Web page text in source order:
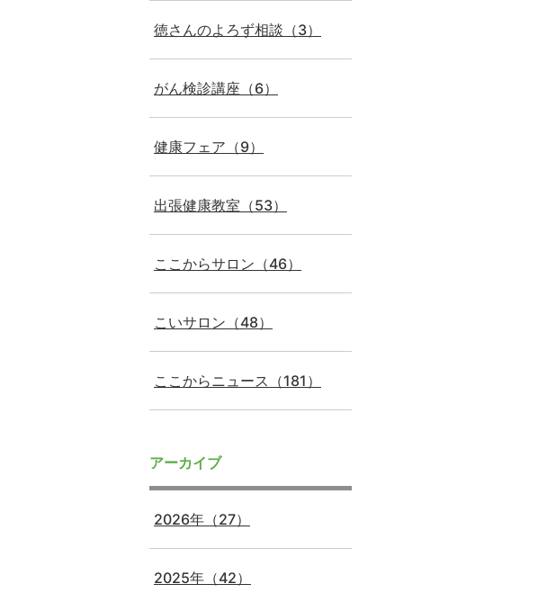
徳さんのよろず相談（3）
がん検診講座（6）
健康フェア（9）
出張健康教室（53）
ここからサロン（46）
こいサロン（48）
ここからニュース（181）
アーカイブ
2026年（27）
2025年（42）